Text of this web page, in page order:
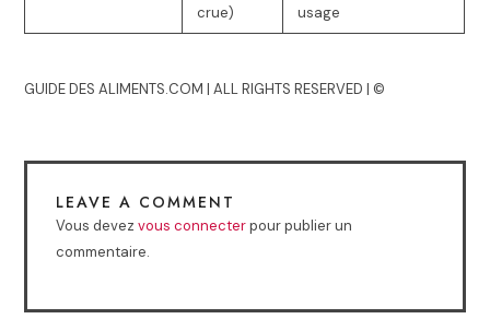
crue)
usage
GUIDE DES ALIMENTS.COM | ALL RIGHTS RESERVED | ©
LEAVE A COMMENT
Vous devezvous connecterpour publier un
commentaire.